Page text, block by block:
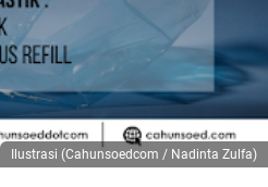
Ilustrasi (Cahunsoedcom / Nadinta Zulfa)